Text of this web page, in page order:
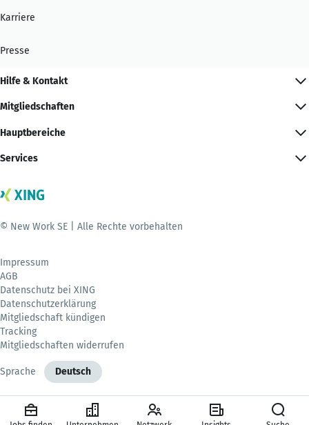
Karriere
Presse
Hilfe & Kontakt
Mitgliedschaften
Hauptbereiche
Services
© New Work SE | Alle Rechte vorbehalten
Impressum
AGB
Datenschutz bei XING
Datenschutzerklärung
Mitgliedschaft kündigen
Tracking
Mitgliedschaften widerrufen
Sprache Deutsch